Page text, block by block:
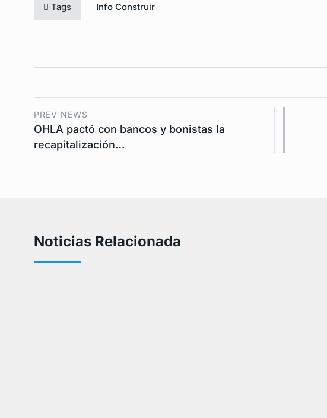
Tags Info Construir
PREV NEWS
OHLA pactó con bancos y bonistas la
recapitalización…
Noticias Relacionada